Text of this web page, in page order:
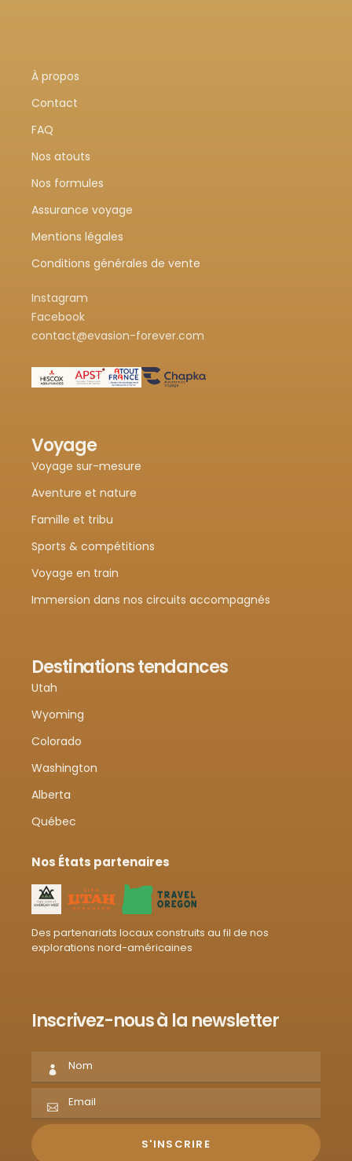
À propos
Contact
FAQ
Nos atouts
Nos formules
Assurance voyage
Mentions légales
Conditions générales de vente
Instagram
Facebook
contact@evasion-forever.com
Voyage
Voyage sur-mesure
Aventure et nature
Famille et tribu
Sports & compétitions
Voyage en train
Immersion dans nos circuits accompagnés
Destinations tendances
Utah
Wyoming
Colorado
Washington
Alberta
Québec
Nos États partenaires
Des partenariats locaux construits au fil de nos
explorations nord-américaines
Inscrivez-nous à la newsletter